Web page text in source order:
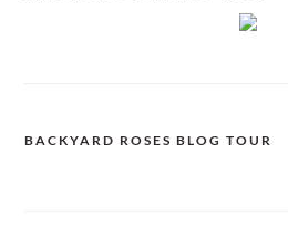
BACKYARD ROSES BLOG TOUR